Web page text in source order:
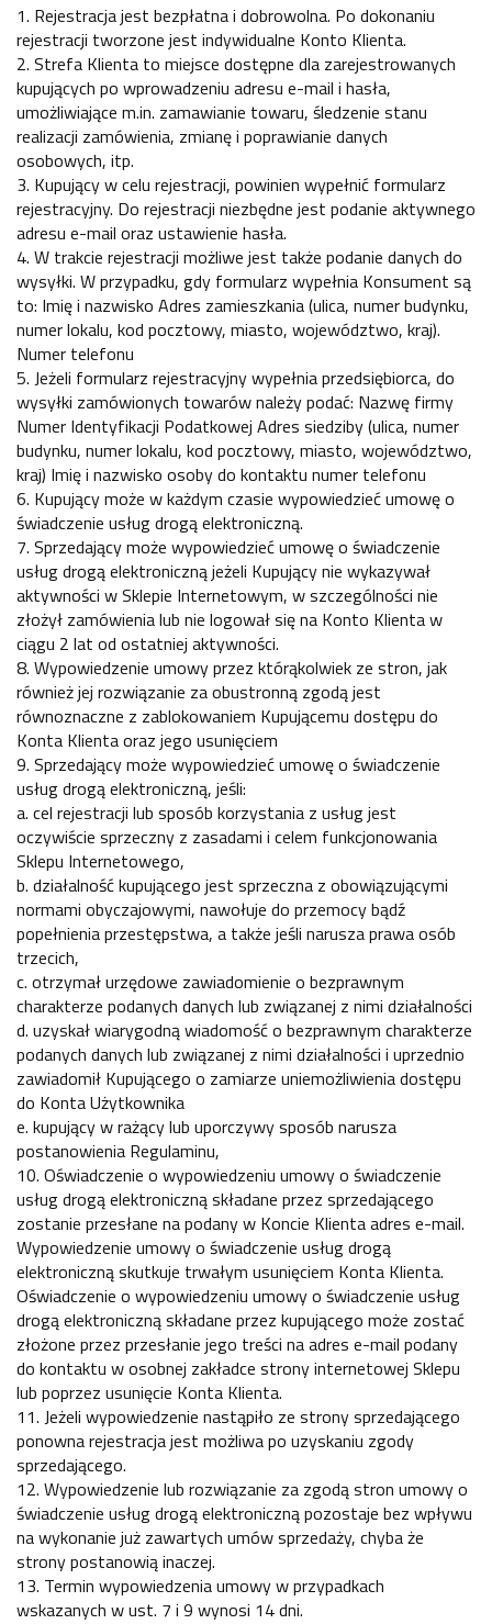
1. Rejestracja jest bezpłatna i dobrowolna. Po dokonaniu
rejestracji tworzone jest indywidualne Konto Klienta.
2. Strefa Klienta to miejsce dostępne dla zarejestrowanych
kupujących po wprowadzeniu adresu e-mail i hasła,
umożliwiające m.in. zamawianie towaru, śledzenie stanu
realizacji zamówienia, zmianę i poprawianie danych
osobowych, itp.
3. Kupujący w celu rejestracji, powinien wypełnić formularz
rejestracyjny. Do rejestracji niezbędne jest podanie aktywnego
adresu e-mail oraz ustawienie hasła.
4. W trakcie rejestracji możliwe jest także podanie danych do
wysyłki. W przypadku, gdy formularz wypełnia Konsument są
to: Imię i nazwisko Adres zamieszkania (ulica, numer budynku,
numer lokalu, kod pocztowy, miasto, województwo, kraj).
Numer telefonu
5. Jeżeli formularz rejestracyjny wypełnia przedsiębiorca, do
wysyłki zamówionych towarów należy podać: Nazwę firmy
Numer Identyfikacji Podatkowej Adres siedziby (ulica, numer
budynku, numer lokalu, kod pocztowy, miasto, województwo,
kraj) Imię i nazwisko osoby do kontaktu numer telefonu
6. Kupujący może w każdym czasie wypowiedzieć umowę o
świadczenie usług drogą elektroniczną.
7. Sprzedający może wypowiedzieć umowę o świadczenie
usług drogą elektroniczną jeżeli Kupujący nie wykazywał
aktywności w Sklepie Internetowym, w szczególności nie
złożył zamówienia lub nie logował się na Konto Klienta w
ciągu 2 lat od ostatniej aktywności.
8. Wypowiedzenie umowy przez którąkolwiek ze stron, jak
również jej rozwiązanie za obustronną zgodą jest
równoznaczne z zablokowaniem Kupującemu dostępu do
Konta Klienta oraz jego usunięciem
9. Sprzedający może wypowiedzieć umowę o świadczenie
usług drogą elektroniczną, jeśli:
a. cel rejestracji lub sposób korzystania z usług jest
oczywiście sprzeczny z zasadami i celem funkcjonowania
Sklepu Internetowego,
b. działalność kupującego jest sprzeczna z obowiązującymi
normami obyczajowymi, nawołuje do przemocy bądź
popełnienia przestępstwa, a także jeśli narusza prawa osób
trzecich,
c. otrzymał urzędowe zawiadomienie o bezprawnym
charakterze podanych danych lub związanej z nimi działalności
d. uzyskał wiarygodną wiadomość o bezprawnym charakterze
podanych danych lub związanej z nimi działalności i uprzednio
zawiadomił Kupującego o zamiarze uniemożliwienia dostępu
do Konta Użytkownika
e. kupujący w rażący lub uporczywy sposób narusza
postanowienia Regulaminu,
10. Oświadczenie o wypowiedzeniu umowy o świadczenie
usług drogą elektroniczną składane przez sprzedającego
zostanie przesłane na podany w Koncie Klienta adres e-mail.
Wypowiedzenie umowy o świadczenie usług drogą
elektroniczną skutkuje trwałym usunięciem Konta Klienta.
Oświadczenie o wypowiedzeniu umowy o świadczenie usług
drogą elektroniczną składane przez kupującego może zostać
złożone przez przesłanie jego treści na adres e-mail podany
do kontaktu w osobnej zakładce strony internetowej Sklepu
lub poprzez usunięcie Konta Klienta.
11. Jeżeli wypowiedzenie nastąpiło ze strony sprzedającego
ponowna rejestracja jest możliwa po uzyskaniu zgody
sprzedającego.
12. Wypowiedzenie lub rozwiązanie za zgodą stron umowy o
świadczenie usług drogą elektroniczną pozostaje bez wpływu
na wykonanie już zawartych umów sprzedaży, chyba że
strony postanowią inaczej.
13. Termin wypowiedzenia umowy w przypadkach
wskazanych w ust. 7 i 9 wynosi 14 dni.